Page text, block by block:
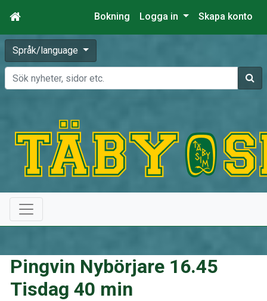
Bokning Logga in Skapa konto
Språk/language
Sök
Pingvin Nybörjare 16.45
Tisdag 40 min